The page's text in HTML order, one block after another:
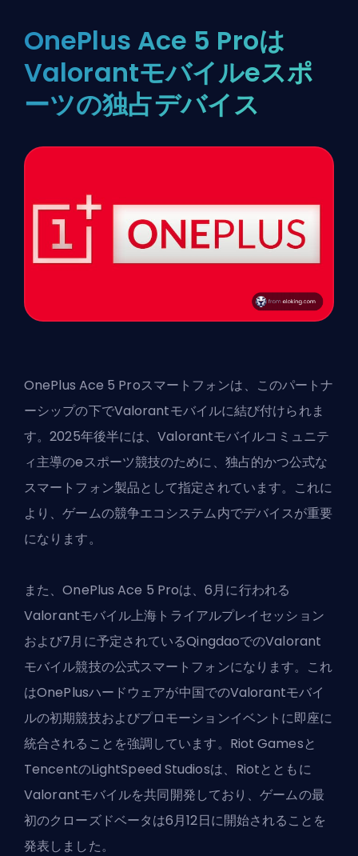
OnePlus Ace 5 Proは
Valorantモバイルeスポ
ーツの独占デバイス
OnePlus Ace 5 Proスマートフォンは、このパートナ
ーシップの下でValorantモバイルに結び付けられま
す。2025年後半には、Valorantモバイルコミュニテ
ィ主導のeスポーツ競技のために、独占的かつ公式な
スマートフォン製品として指定されています。これに
より、ゲームの競争エコシステム内でデバイスが重要
になります。
また、OnePlus Ace 5 Proは、6月に行われる
Valorantモバイル上海トライアルプレイセッション
および7月に予定されているQingdaoでのValorant
モバイル競技の公式スマートフォンになります。これ
はOnePlusハードウェアが中国でのValorantモバイ
ルの初期競技およびプロモーションイベントに即座に
統合されることを強調しています。Riot Gamesと
TencentのLightSpeed Studiosは、Riotとともに
Valorantモバイルを共同開発しており、ゲームの最
初のクローズドベータは6月12日に開始されることを
発表しました。